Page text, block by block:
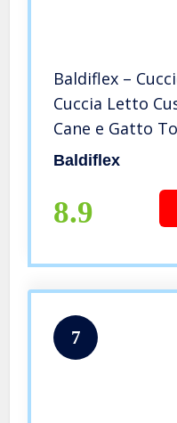
Baldiflex –
Cuccia Letto
Cane e Gatto
Baldiflex
8.9
7